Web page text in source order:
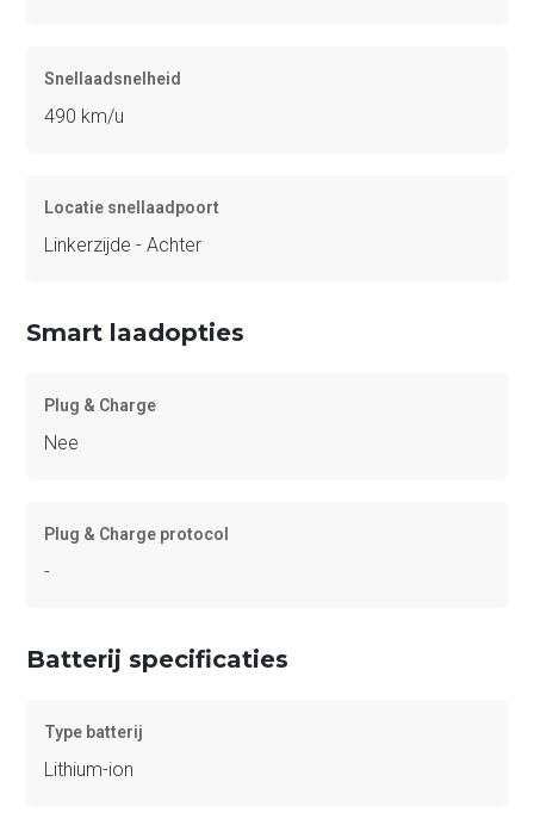
Snellaadsnelheid
490 km/u
Locatie snellaadpoort
Linkerzijde - Achter
Smart laadopties
Plug & Charge
Nee
Plug & Charge protocol
-
Batterij specificaties
Type batterij
Lithium-ion